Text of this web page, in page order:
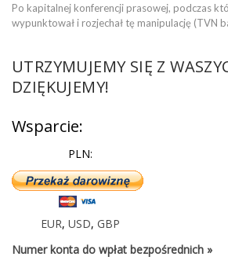
Po kapitalnej konferencji prasowej, podczas
wypunktował i rozjechał tę manipulację (TVN
UTRZYMUJEMY SIĘ Z
DZIĘKUJEMY!
Wsparcie:
PLN:
EUR, USD, GBP
Numer konta do wpłat bezpośrednich »